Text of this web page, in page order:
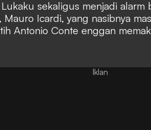
sekaligus menjadi alarm
Mauro Icardi, yang nasibnya
Antonio Conte enggan
Iklan